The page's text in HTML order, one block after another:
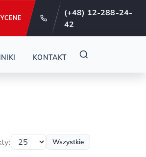
(+48) 12-288-24-
42
KONTAKT
Wszystkie